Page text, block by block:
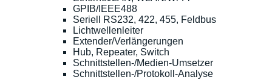
GPIB/IEEE488
Seriell RS232, 422, 455, Feldbus
Lichtwellenleiter
Extender/Verlängerungen
Hub, Repeater, Switch
Schnittstellen-/Medien-Umsetzer
Schnittstellen-/Protokoll-Analyse